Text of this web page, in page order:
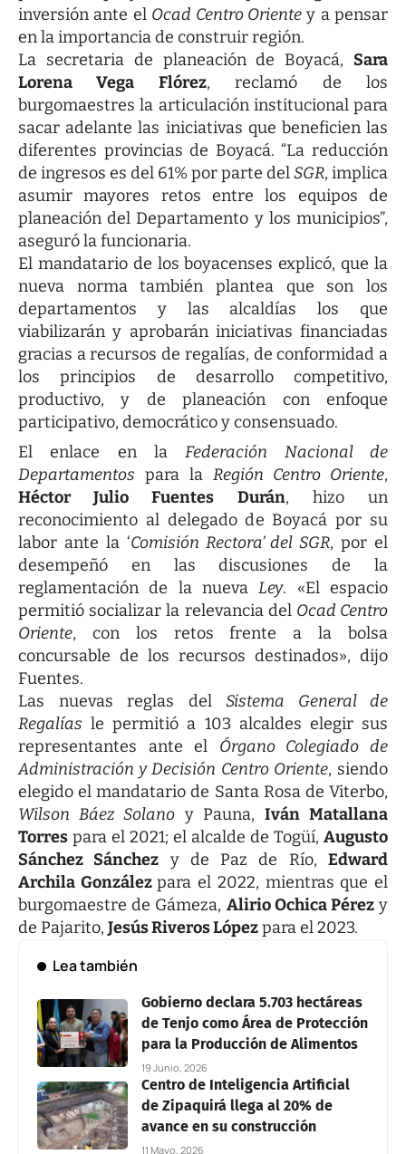
inversión ante el Ocad Centro Orientey a pensar
en la importancia de construir región.
La secretaria de planeación de Boyacá, Sara
Lorena Vega Flórez, reclamó de los
burgomaestres la articulación institucional para
sacar adelante las iniciativas que beneficien las
diferentes provincias de Boyacá. “La reducción
de ingresos es del 61% por parte delSGR, implica
asumir mayores retos entre los equipos de
planeación del Departamento y los municipios”,
aseguró la funcionaria.
El mandatario de los boyacenses explicó, que la
nueva norma también plantea que son los
departamentos y las alcaldías los que
viabilizarán y aprobarán iniciativas financiadas
gracias a recursos de regalías, de conformidad a
los principios de desarrollo competitivo,
productivo, y de planeación con enfoque
participativo, democrático y consensuado.
El enlace en laFederación Nacional de
Departamentos para la Región Centro Oriente,
Héctor Julio Fuentes Durán, hizo un
reconocimiento al delegado de Boyacá por su
labor ante la ‘Comisión Rectora’ del SGR, por el
desempeñó en las discusiones de la
reglamentación de la nuevaLey. «El espacio
permitió socializar la relevancia del Ocad Centro
Oriente, con los retos frente a la bolsa
concursable de los recursos destinados», dijo
Fuentes.
Las nuevas reglas del Sistema General de
Regalías le permitió a 103 alcaldes elegir sus
representantes ante el Órgano Colegiado de
Administración y Decisión Centro Oriente, siendo
elegido el mandatario de Santa Rosa de Viterbo,
Wilson Báez Solanoy Pauna,Iván Matallana
Torres para el 2021; el alcalde de Togüí, Augusto
Sánchez Sánchez y de Paz de Río,Edward
Archila Gonzálezpara el 2022, mientras que el
burgomaestre de Gámeza, Alirio Ochica Pérezy
de Pajarito, Jesús Riveros Lópezpara el 2023.
Lea también
Gobierno declara 5.703 hectáreas
de Tenjo como Área de Protección
para la Producción de Alimentos
19 Junio, 2026
Centro de Inteligencia Artificial
de Zipaquirá llega al 20% de
avance en su construcción
11 Mayo, 2026